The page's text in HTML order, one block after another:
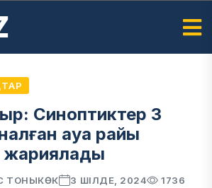
Синоптиктер 3
ауа райы
ТОНЫКӨК 3 ШІЛДЕ, 2024 1736